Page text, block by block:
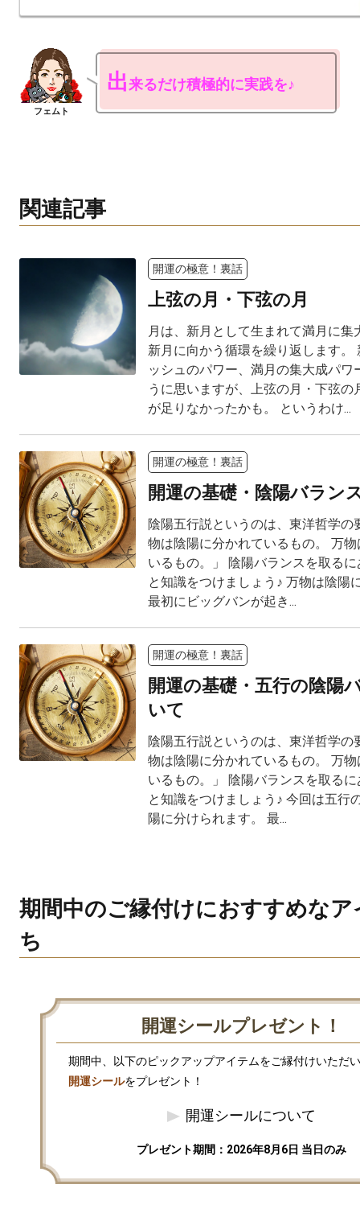
出来るだけ積極的に実践を♪
関連記事
開運の極意！裏話
上弦の月・下弦の月
月は、新月として生まれて満月に集
新月に向かう循環を繰り返します。
ッシュのパワー、満月の集大成パワ
うに思いますが、上弦の月・下弦の
が足りなかったかも。 というわけ...
開運の極意！裏話
開運の基礎・陰陽バラン
陰陽五行説というのは、東洋哲学の
物は陰陽に分かれているもの。 万
いるもの。」 陰陽バランスを取る
と知識をつけましょう♪ 万物は陰陽
最初にビッグバンが起き...
開運の極意！裏話
開運の基礎・五行の陰陽
いて
陰陽五行説というのは、東洋哲学の
物は陰陽に分かれているもの。 万
いるもの。」 陰陽バランスを取る
と知識をつけましょう♪ 今回は五行
陽に分けられます。 最...
期間中のご縁付けにおすすめな
ち
開運シールプレゼント！
開運シールをプレゼント！
開運シールについて
プレゼント期間：2026年8月6日 当日のみ